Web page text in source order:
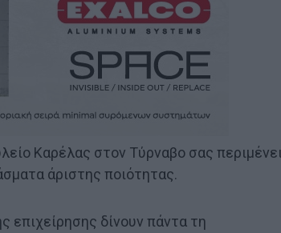
Καρέλας στον Τύρναβο σας
άριστης ποιότητας.
επιχείρησης δίνουν πάντα τη